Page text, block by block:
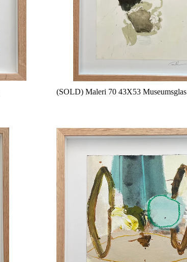
(SOLD) Maleri 70 43X53 Museumsglas